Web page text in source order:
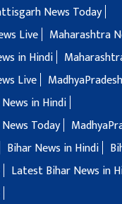
News Today
Live
Maharashtra
in Hindi
Live
in Hindi
Today
Bihar News in Hindi
Latest Bihar News in